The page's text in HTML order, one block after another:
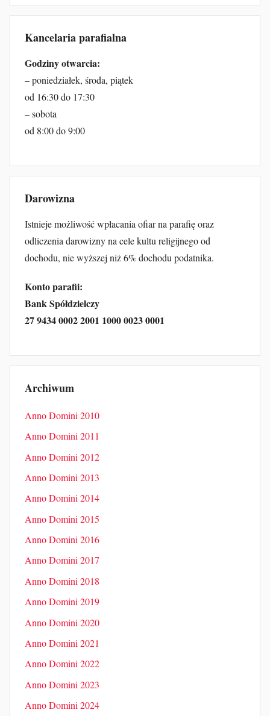
Kancelaria parafialna
Godziny otwarcia:
– poniedziałek, środa, piątek
od 16:30 do 17:30
– sobota
od 8:00 do 9:00
Darowizna
Istnieje możliwość wpłacania ofiar na parafię oraz
odliczenia darowizny na cele kultu religijnego od
dochodu, nie wyższej niż 6% dochodu podatnika.
Konto parafii:
Bank Spółdzielczy
27 9434 0002 2001 1000 0023 0001
Archiwum
Anno Domini 2010
Anno Domini 2011
Anno Domini 2012
Anno Domini 2013
Anno Domini 2014
Anno Domini 2015
Anno Domini 2016
Anno Domini 2017
Anno Domini 2018
Anno Domini 2019
Anno Domini 2020
Anno Domini 2021
Anno Domini 2022
Anno Domini 2023
Anno Domini 2024